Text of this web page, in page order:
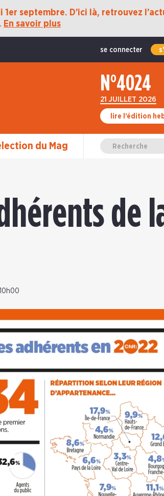
septembre. D’ici là, retrouvez
En savoir plus
se connecter
N°4024
21 JUILLET 2026
lire l’édition
du Mag
de